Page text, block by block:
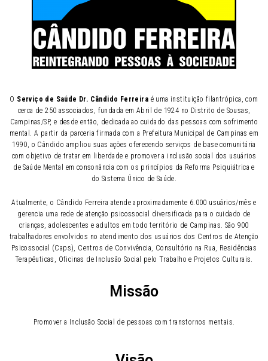
O Serviço de Saúde Dr. Cândido Ferreira é uma instituição filantrópica, com
cerca de 250 associados, fundada em Abril de 1924 no Distrito de Sousas,
Campinas/SP, e desde então, dedicada ao cuidado das pessoas com sofrimento
mental. A partir da parceria firmada com a Prefeitura Municipal de Campinas em
1990, o Cândido ampliou suas ações oferecendo serviços de base comunitária
com objetivo de tratar em liberdade e promover a inclusão social dos usuários
de Saúde Mental em consonância com os princípios da Reforma Psiquiátrica e
do Sistema Único de Saúde.
Atualmente, o Cândido Ferreira atende aproximadamente 6.000 usuários/mês e
gerencia uma rede de atenção psicossocial diversificada para o cuidado de
crianças, adolescentes e adultos em todo território de Campinas. São 900
trabalhadores envolvidos no atendimento dos usuários dos Centros de Atenção
Psicossocial (Caps), Centros de Convivência, Consultório na Rua, Residências
Terapêuticas, Oficinas de Inclusão Social pelo Trabalho e Projetos Culturais.
Missão
Promover a Inclusão Social de pessoas com transtornos mentais.